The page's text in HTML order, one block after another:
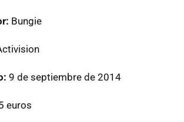
Bungie
9 de septiembre de 2014
euros